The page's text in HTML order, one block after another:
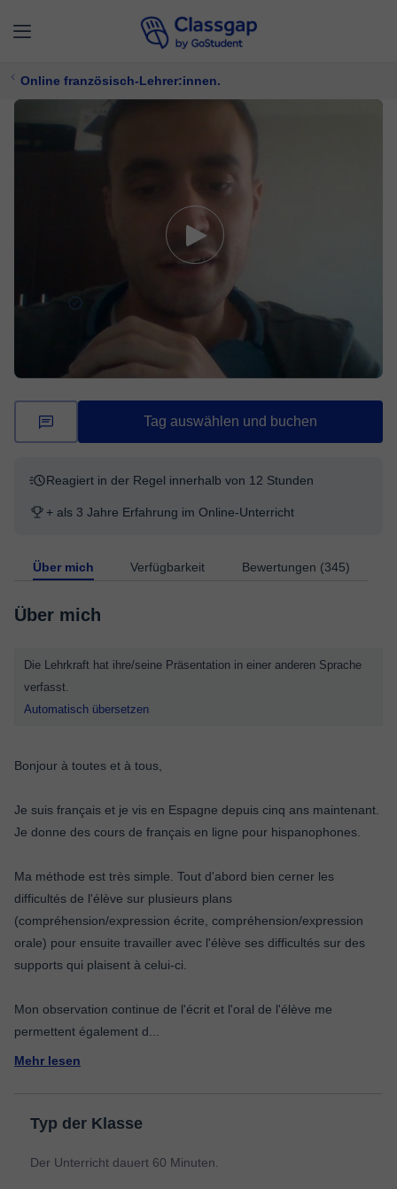
Online französisch-Lehrer:innen.
Toufik
1229 Unterricht
Französisch
Bietet kostenlose Probezeit
Tag auswählen und buchen
Reagiert in der Regel innerhalb von 12 Stunden
+ als 3 Jahre Erfahrung im Online-Unterricht
Über mich Verfügbarkeit Bewertungen (345)
Über mich
Die Lehrkraft hat ihre/seine Präsentation in einer anderen Sprache
verfasst.
Automatisch übersetzen
Bonjour à toutes et à tous,
Je suis français et je vis en Espagne depuis cinq ans maintenant.
Je donne des cours de français en ligne pour hispanophones.
Ma méthode est très simple. Tout d'abord bien cerner les
difficultés de l'élève sur plusieurs plans
(compréhension/expression écrite, compréhension/expression
orale) pour ensuite travailler avec l'élève ses difficultés sur des
supports qui plaisent à celui-ci.
Mon observation continue de l'écrit et l'oral de l'élève me
permettent également d
Mehr lesen
Typ der Klasse
Der Unterricht dauert 60 Minuten.